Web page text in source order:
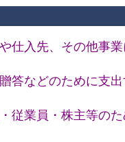
仕入先、その他事業
答などのために支出
従業員・株主等の